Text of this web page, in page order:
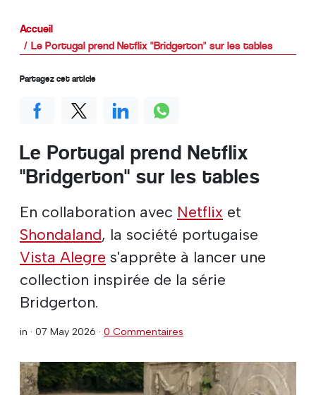
Accueil
Le Portugal prend Netflix "Bridgerton" sur les tables
Le Portugal prend Netflix
"Bridgerton" sur les tables
En collaboration avec Netflix et
Shondaland, la société portugaise
Vista Alegre s'apprête à lancer une
collection inspirée de la série
Bridgerton.
in · 07 May 2026 · 0 Commentaires
Partagez cet article